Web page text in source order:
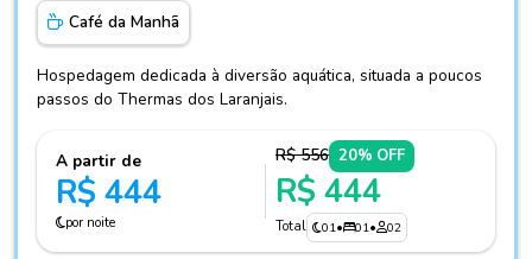
Café da Manhã
Hospedagem dedicada à diversão aquática, situada a poucos
passos do Thermas dos Laranjais.
A partir de
R$ 444
por noite
R$ 556 20% OFF
R$ 444
Total 01• 01• 02